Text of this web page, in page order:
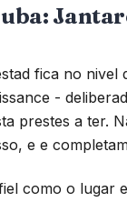
fica no
-
prestes a ter.
e e
como o lugar